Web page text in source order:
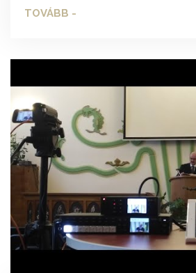
TOVÁBB -